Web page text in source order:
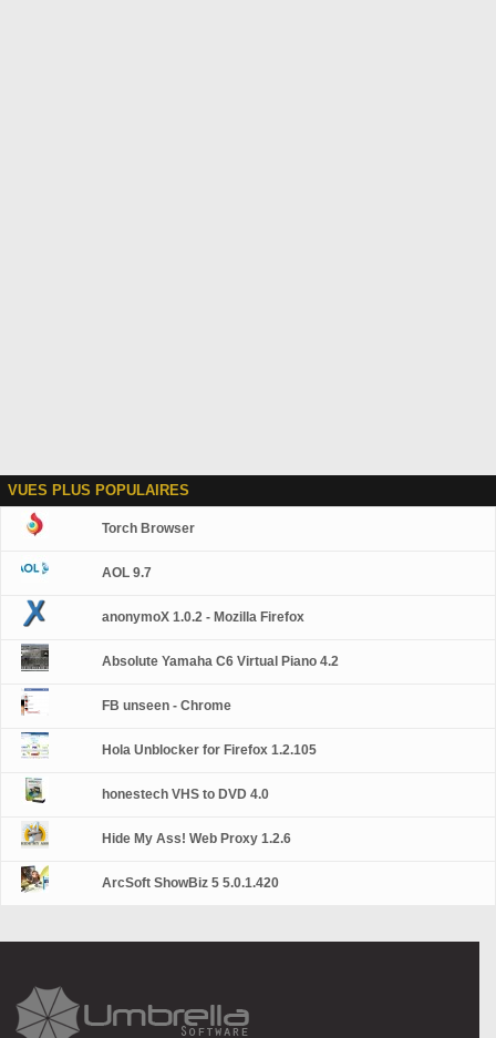
VUES PLUS POPULAIRES
Torch Browser
AOL 9.7
anonymoX 1.0.2 - Mozilla Firefox
Absolute Yamaha C6 Virtual Piano 4.2
FB unseen - Chrome
Hola Unblocker for Firefox 1.2.105
honestech VHS to DVD 4.0
Hide My Ass! Web Proxy 1.2.6
ArcSoft ShowBiz 5 5.0.1.420